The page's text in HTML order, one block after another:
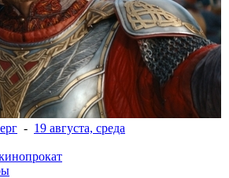
- 19 августа, среда